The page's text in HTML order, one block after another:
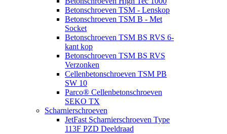
Betonschroeven TSM - Lenskop
Betonschroeven TSM B - Met
Socket
Betonschroeven TSM BS RVS 6-
kant kop
Betonschroeven TSM BS RVS
Verzonken
Cellenbetonschroeven TSM PB
SW 10
Parco® Cellenbetonschroeven
SEKO TX
Scharnierschroeven
JetFast Scharnierschroeven Type
113F PZD Deeldraad